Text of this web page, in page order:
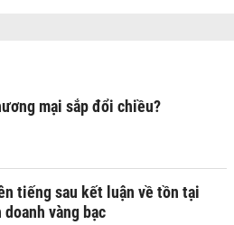
mại sắp đổi chiều?
tiếng sau kết luận về tồn tại
vàng bạc